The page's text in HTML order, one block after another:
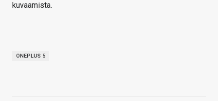
kuvaamista.
ONEPLUS 5